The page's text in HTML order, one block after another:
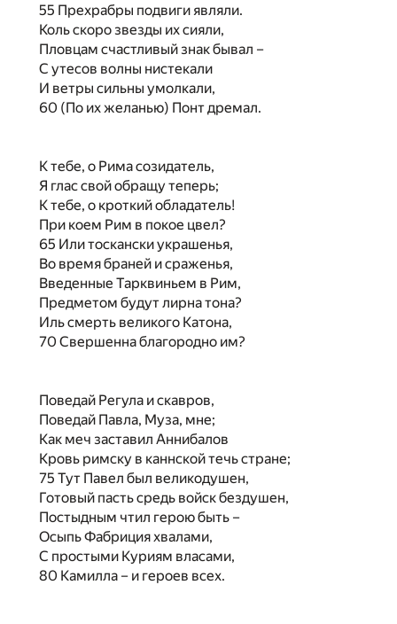
55 Прехрабры подвиги являли.
Коль скоро звезды их сияли,
Пловцам счастливый знак бывал –
С утесов волны нистекали
И ветры сильны умолкали,
60 (По их желанью) Понт дремал.
К тебе, о Рима созидатель,
Я глас свой обращу теперь;
К тебе, о кроткий обладатель!
При коем Рим в покое цвел?
65 Или тоскански украшенья,
Во время браней и сраженья,
Введенные Тарквиньем в Рим,
Предметом будут лирна тона?
Иль смерть великого Катона,
70 Свершенна благородно им?
Поведай Регула и скавров,
Поведай Павла, Муза, мне;
Как меч заставил Аннибалов
Кровь римску в каннской течь стране;
75 Тут Павел был великодушен,
Готовый пасть средь войск бездушен,
Постыдным чтил герою быть –
Осыпь Фабриция хвалами,
С простыми Куриям власами,
80 Камилла – и героев всех.